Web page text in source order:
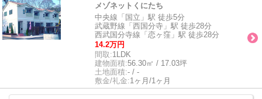
メゾネットくにたち
中央線「国立」駅 徒歩5分
武蔵野線「西国分寺」駅 徒歩28分
西武国分寺線「恋ヶ窪」駅 徒歩28分
14.2万円
間取:1LDK
建物面積:56.30㎡ / 17.03坪
土地面積:- / -
敷金/礼金:1ヶ月/1ヶ月